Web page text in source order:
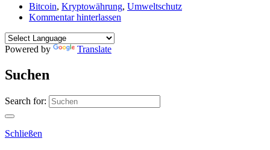
Bitcoin, Kryptowährung, Umweltschutz
Kommentar hinterlassen
Powered by Translate
Suchen
Search for:
Schließen